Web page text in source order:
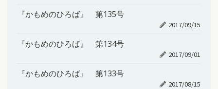
『かもめのひろば』 第135号
2017/09/15
『かもめのひろば』 第134号
2017/09/01
『かもめのひろば』 第133号
2017/08/15